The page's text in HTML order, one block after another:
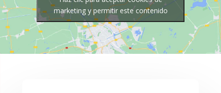
marketing y permitir este contenido